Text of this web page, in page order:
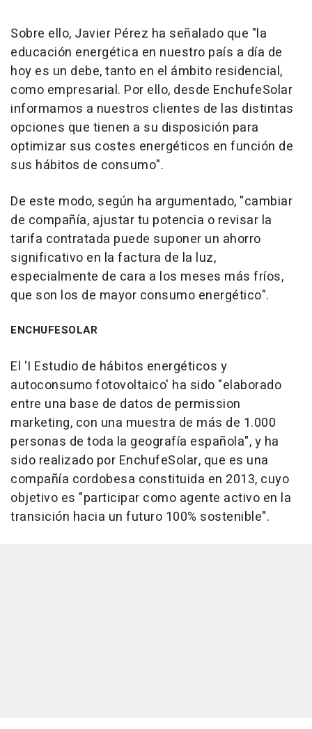
Sobre ello, Javier Pérez ha señalado que "la
educación energética en nuestro país a día de
hoy es un debe, tanto en el ámbito residencial,
como empresarial. Por ello, desde EnchufeSolar
informamos a nuestros clientes de las distintas
opciones que tienen a su disposición para
optimizar sus costes energéticos en función de
sus hábitos de consumo".
De este modo, según ha argumentado, "cambiar
de compañía, ajustar tu potencia o revisar la
tarifa contratada puede suponer un ahorro
significativo en la factura de la luz,
especialmente de cara a los meses más fríos,
que son los de mayor consumo energético".
ENCHUFESOLAR
El 'I Estudio de hábitos energéticos y
autoconsumo fotovoltaico' ha sido "elaborado
entre una base de datos de permission
marketing, con una muestra de más de 1.000
personas de toda la geografía española", y ha
sido realizado por EnchufeSolar, que es una
compañía cordobesa constituida en 2013, cuyo
objetivo es "participar como agente activo en la
transición hacia un futuro 100% sostenible".